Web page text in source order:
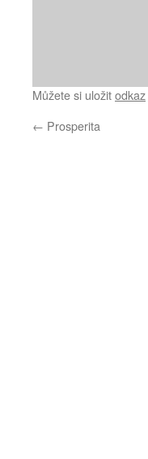
Můžete si uložitodkaz
← Prosperita